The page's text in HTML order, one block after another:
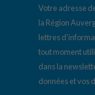
Votre adresse
la Région
lettres
tout moment
dans la
données et vos